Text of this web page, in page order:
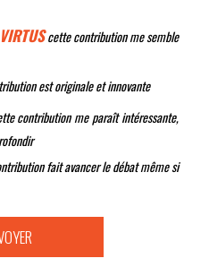
cette contribution me semble
est originale et innovante
contribution me paraît intéressante,
fait avancer le débat même si